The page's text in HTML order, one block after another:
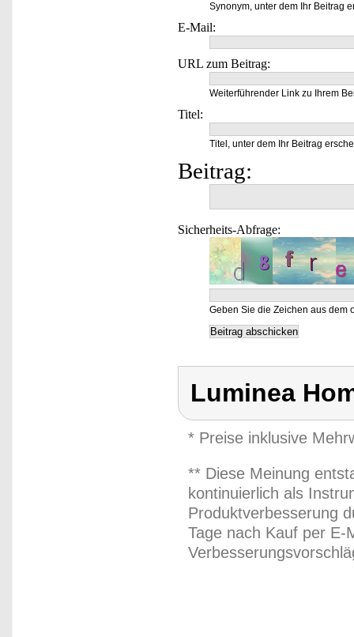
Synonym, unter dem Ihr Beitrag
E-Mail:
URL zum Beitrag:
Weiterführender Link zu Ihrem
Titel:
Titel, unter dem Ihr Beitrag
Beitrag:
Sicherheits-Abfrage:
Geben Sie die Zeichen aus dem
Luminea
* Preise inklusive
** Diese Meinung
kontinuierlich als
Produktverbesserung
Tage nach Kauf per E-